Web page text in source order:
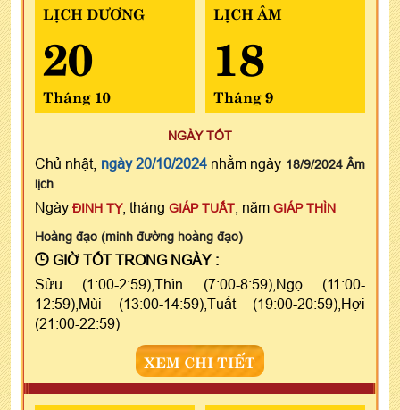
LỊCH DƯƠNG
20
Tháng 10
LỊCH ÂM
18
Tháng 9
NGÀY TỐT
Chủ nhật, ngày 20/10/2024nhằm ngày 18/9/2024 Âm
lịch
Ngày ĐINH TỴ, tháng GIÁP TUẤT , năm GIÁP THÌN
Hoàng đạo (minh đường hoàng đạo)
GIỜ TỐT TRONG NGÀY :
Sửu (1:00-2:59),Thìn (7:00-8:59),Ngọ (11:00-
12:59),Mùi (13:00-14:59),Tuất (19:00-20:59),Hợi
(21:00-22:59)
XEM CHI TIẾT